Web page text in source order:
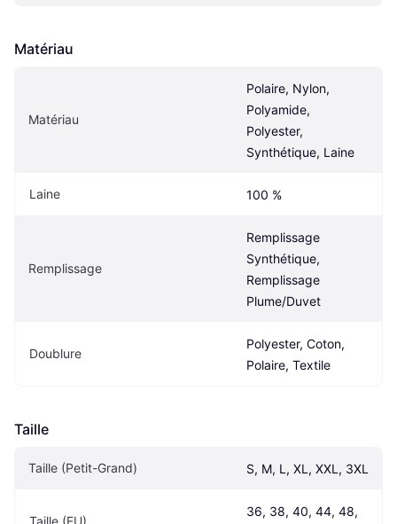
Matériau
Matériau
Polaire, Nylon,
Polyamide,
Polyester,
Synthétique, Laine
Laine 100 %
Remplissage
Remplissage
Synthétique,
Remplissage
Plume/Duvet
Doublure
Polyester, Coton,
Polaire, Textile
Taille
Taille (Petit-Grand) S, M, L, XL, XXL, 3XL
Taille (EU)
36, 38, 40, 44, 48,